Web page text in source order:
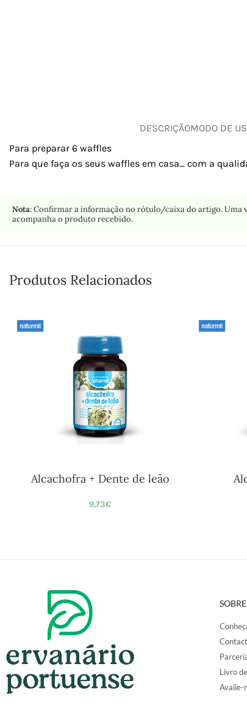
DESCRIÇÃOMODO DE
Para preparar 6 waffles
Para que faça os seus waffles em casa… com a
Nota:Confirmar a informação no rótulo/caixa do artigo. Uma
acompanha o produto recebido.
Produtos Relacionados
Alcachofra + Dente de leão
9,73€
Livro
Avalie-